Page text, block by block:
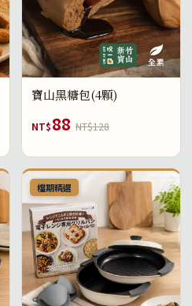
寶山黑糖包(4顆)
NT$88 NT$128
檔期精選